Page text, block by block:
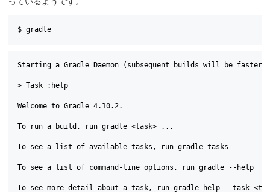
$ gradle
Starting a Gradle Daemon (subsequent builds will be faster)
> Task :help
Welcome to Gradle 4.10.2.
To run a build, run gradle <task> ...
To see a list of available tasks, run gradle tasks
To see a list of command-line options, run gradle --help
To see more detail about a task, run gradle help --task